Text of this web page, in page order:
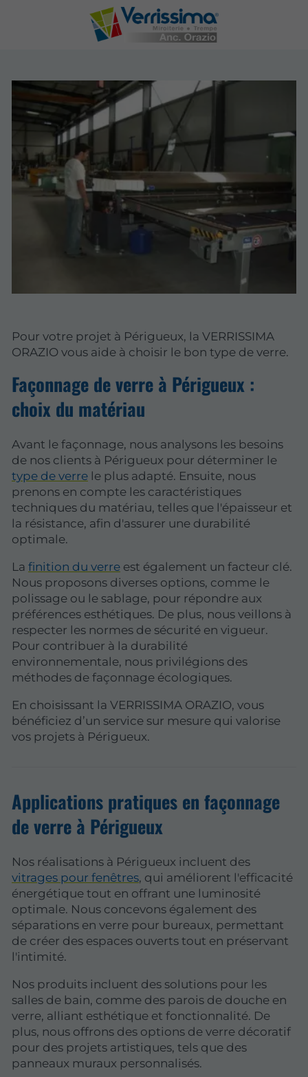
Pour votre projet à Périgueux, la VERRISSIMA
ORAZIO vous aide à choisir le bon type de verre.
Façonnage de verre à Périgueux :
choix du matériau
Avant le façonnage, nous analysons les besoins
de nos clients à Périgueux pour déterminer le
type de verre le plus adapté. Ensuite, nous
prenons en compte les caractéristiques
techniques du matériau, telles que l'épaisseur et
la résistance, afin d'assurer une durabilité
optimale.
La finition du verre est également un facteur clé.
Nous proposons diverses options, comme le
polissage ou le sablage, pour répondre aux
préférences esthétiques. De plus, nous veillons à
respecter les normes de sécurité en vigueur.
Pour contribuer à la durabilité
environnementale, nous privilégions des
méthodes de façonnage écologiques.
En choisissant la VERRISSIMA ORAZIO, vous
bénéficiez d’un service sur mesure qui valorise
vos projets à Périgueux.
Applications pratiques en façonnage
de verre à Périgueux
Nos réalisations à Périgueux incluent des
vitrages pour fenêtres, qui améliorent l'efficacité
énergétique tout en offrant une luminosité
optimale. Nous concevons également des
séparations en verre pour bureaux, permettant
de créer des espaces ouverts tout en préservant
l'intimité.
Nos produits incluent des solutions pour les
salles de bain, comme des parois de douche en
verre, alliant esthétique et fonctionnalité. De
plus, nous offrons des options de verre décoratif
pour des projets artistiques, tels que des
panneaux muraux personnalisés.